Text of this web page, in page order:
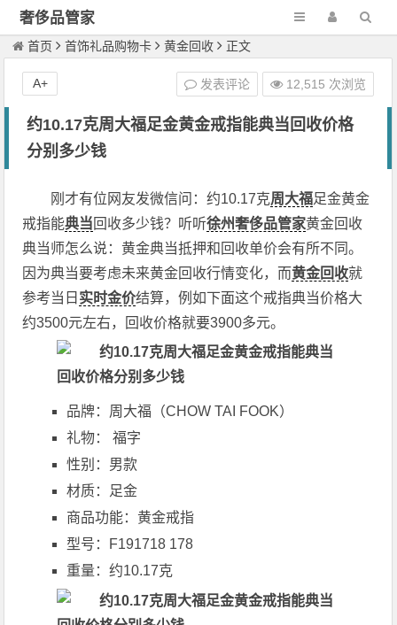
奢侈品管家
首页 首饰礼品购物卡 黄金回收 正文
约10.17克周大福足金黄金戒指能典当回收价格
分别多少钱
发表评论 12,515 次浏览
A+
刚才有位网友发微信问：约10.17克周大福足金黄金
戒指能典当 回收多少钱？听听徐州奢侈品管家黄金回收
典当师怎么说：黄金典当抵押和回收单价会有所不同。
因为典当要考虑未来黄金回收行情变化，而黄金回收就
参考当日 实时金价结算，例如下面这个戒指典当价格大
约3500元左右，回收价格就要3900多元。
品牌：周大福（CHOW TAI FOOK）
礼物： 福字
性别：男款
材质：足金
商品功能：黄金戒指
型号：F191718 178
重量：约10.17克